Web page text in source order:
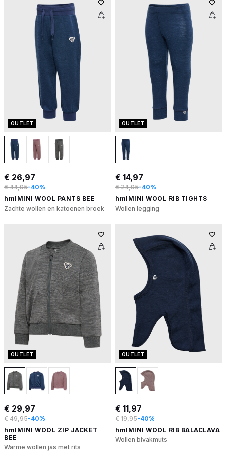
OUTLET
€ 26,97
€ 44,95-40%
hmlMINI WOOL PANTS BEE
Zachte wollen en katoenen broek
OUTLET
€ 14,97
€ 24,95-40%
hmlMINI WOOL RIB TIGHTS
Wollen legging
OUTLET
€ 29,97
€ 49,95-40%
hmlMINI WOOL ZIP JACKET
BEE
Warme wollen jas met rits
OUTLET
€ 11,97
€ 19,95-40%
hmlMINI WOOL RIB BALACLAVA
Wollen bivakmuts